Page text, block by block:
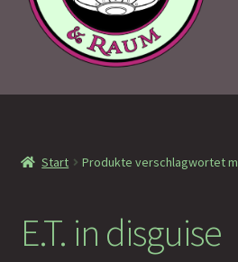
Faramotos Sammelmünzen – Das
MagicCon Münzen – Geschenke
Start Produkte verschlagwortet
E.T. in disguise